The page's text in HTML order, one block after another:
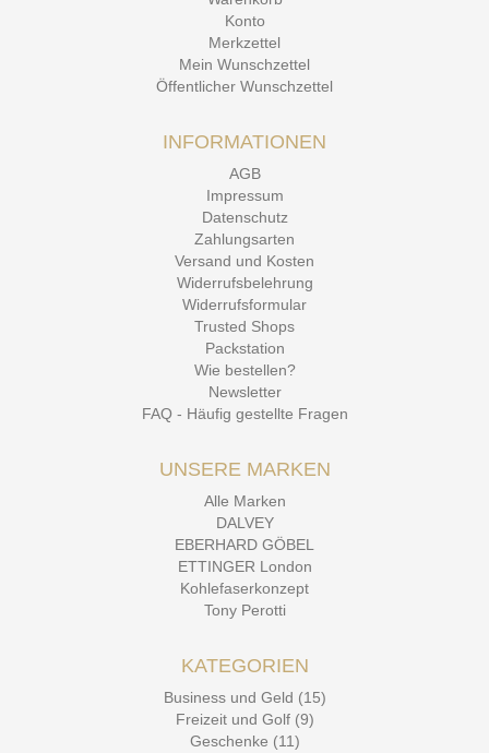
Konto
Merkzettel
Mein Wunschzettel
Öffentlicher Wunschzettel
INFORMATIONEN
AGB
Impressum
Datenschutz
Zahlungsarten
Versand und Kosten
Widerrufsbelehrung
Widerrufsformular
Trusted Shops
Packstation
Wie bestellen?
Newsletter
FAQ - Häufig gestellte Fragen
UNSERE MARKEN
Alle Marken
DALVEY
EBERHARD GÖBEL
ETTINGER London
Kohlefaserkonzept
Tony Perotti
KATEGORIEN
Business und Geld (15)
Freizeit und Golf (9)
Geschenke (11)